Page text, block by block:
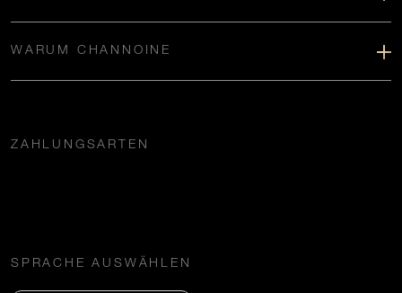
WARUM CHANNOINE
ZAHLUNGSARTEN
SPRACHE AUSWÄHLEN